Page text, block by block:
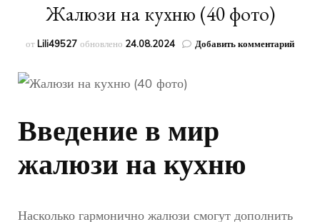
Жалюзи на кухню (40 фото)
от Lili49527 обновлено 24.08.2024 Добавить комментарийк
Введение в мир
жалюзи на кухню
Насколько гармонично жалюзи смогут дополнить